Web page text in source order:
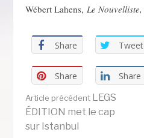
Wébert Lahens,Le Nouvelliste,
Share Tweet
Share Share
Lire
Article précédent LEGS
ÉDITION met le cap
sur Istanbul